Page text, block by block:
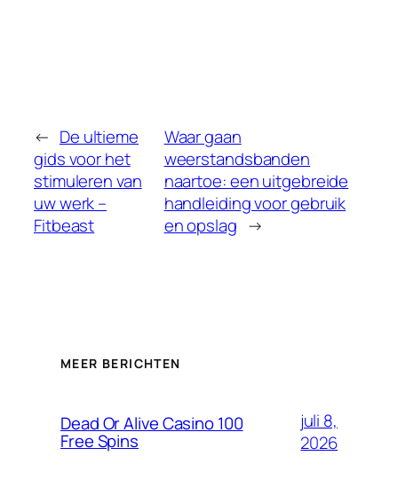
← De ultieme
gids voor het
stimuleren van
uw werk –
Fitbeast
Waar gaan
weerstandsbanden
naartoe: een uitgebreide
handleiding voor gebruik
en opslag →
MEER BERICHTEN
Dead Or Alive Casino 100
Free Spins
juli 8,
2026